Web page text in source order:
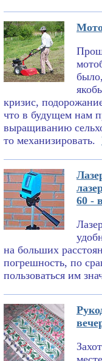
кризис,
что в будущем нам
выращиванию
то механизировать.
60 -
на больших
погрешность, по
пользоваться им